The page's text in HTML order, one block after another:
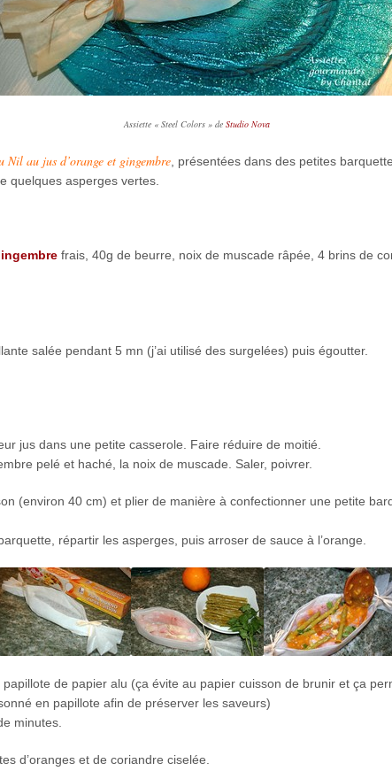
Assiette « Steel Colors » deStudio Nova
Nil au jus d’orange et gingembre, présentées dans des petites
quelques asperges vertes.
frais, 40g de beurre, noix de muscade râpée, 4 brins de
salée pendant 5 mn (j’ai utilisé des surgelées) puis égoutter.
jus dans une petite casserole. Faire réduire de moitié.
pelé et haché, la noix de muscade. Saler, poivrer.
(environ 40 cm) et plier de manière à confectionner une petite
répartir les asperges, puis arroser de sauce à l’orange.
de papier alu (ça évite au papier cuisson de brunir et ça
en papillote afin de préserver les saveurs)
minutes.
d’oranges et de coriandre ciselée.